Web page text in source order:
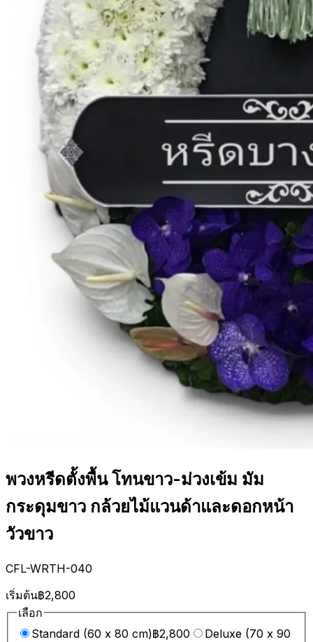
พวงหรีดตั้งพื้น โทนขาว-ม่วงเข้ม มัม
กระดุมขาว กล้วยไม้แวนด้าและดอกหน้า
วัวขาว
CFL-WRTH-040
เริ่มต้น฿2,800
เลือก
Standard (60 x 80 cm)฿2,800
Deluxe (70 x 90